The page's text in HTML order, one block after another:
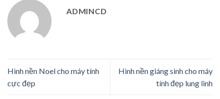
ADMINCD
Hình nền Noel cho máy tính
cực đẹp
Hình nền giáng sinh cho máy
tính đẹp lung linh